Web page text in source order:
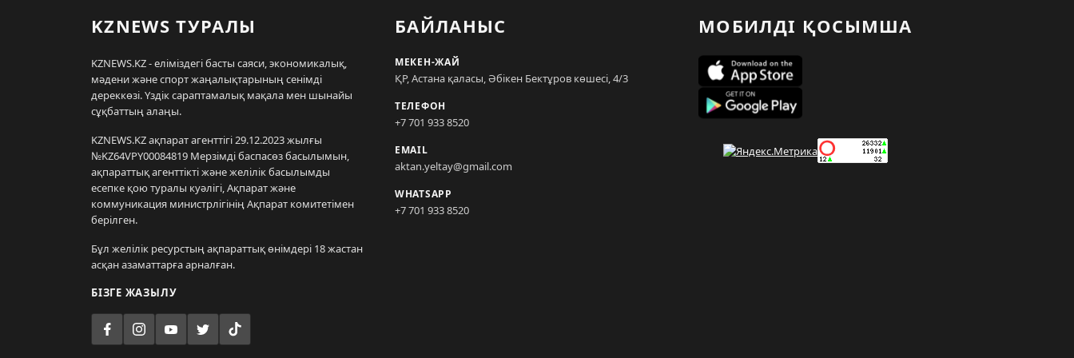
KZNEWS ТУРАЛЫ
KZNEWS.KZ - еліміздегі басты саяси, экономикалық,
мәдени және спорт жаңалықтарының сенімді
дереккөзі. Үздік сараптамалық мақала мен шынайы
сұқбаттың алаңы.
KZNEWS.KZ ақпарат агенттігі 29.12.2023 жылғы
№KZ64VPY00084819 Мерзімді баспасөз басылымын,
ақпараттық агенттікті және желілік басылымды
есепке қою туралы куәлігі, Ақпарат және
коммуникация министрлігінің Ақпарат комитетімен
берілген.
Бұл желілік ресурстың ақпараттық өнімдері 18 жастан
асқан азаматтарға арналған.
БІЗГЕ ЖАЗЫЛУ
БАЙЛАНЫС
МЕКЕН-ЖАЙ
ҚР, Астана қаласы, Әбікен Бектұров көшесі, 4/3
ТЕЛЕФОН
+7 701 933 8520
EMAIL
aktan.yeltay@gmail.com
WHATSAPP
+7 701 933 8520
МОБИЛДІ ҚОСЫМША